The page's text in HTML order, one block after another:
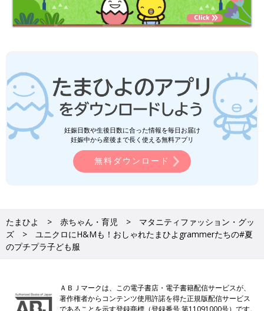
妊娠日数や生後日数に合った情報を毎日お届け
妊娠中から産後まで長く使える無料アプリ
無料ダウンロード
たまひよ 赤ちゃん・育児
マタニティファッション・グッ
ズ
ユニクロにH&Mも！おしゃれたまひよgrammerたちの#夏
のプチプラ子ども服
ＡＢＪマークは、この電子書店・電子書籍配信サービスが、
著作権者からコンテンツ使用許諾を得た正規版配信サービス
であることを示す登録商標（登録番号 第11091000号）です。